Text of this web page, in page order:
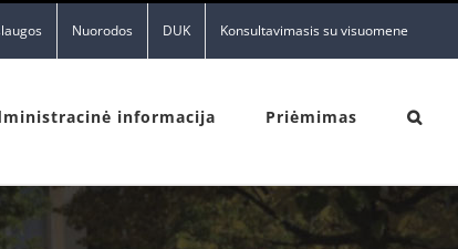
Nuorodos DUK Konsultavimasis su visuomene
informacija Priėmimas